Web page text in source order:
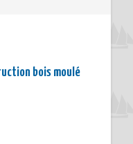
bois moulé